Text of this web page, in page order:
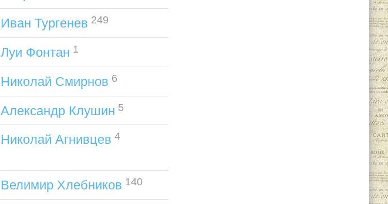
Иван Тургенев 249
Луи Фонтан 1
Николай Смирнов 6
Александр Клушин 5
Николай Агнивцев 4
Велимир Хлебников 140